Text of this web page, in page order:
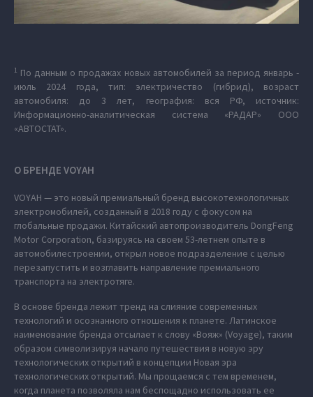
1 По данным о продажах новых автомобилей за период январь -
июль 2024 года, тип: электричество (гибрид), возраст
автомобиля: до 3 лет, география: вся РФ, источник:
Информационно-аналитическая система «РАДАР» ООО
«АВТОСТАТ».
О БРЕНДЕ VOYAH
VOYAH — это новый премиальный бренд высокотехнологичных
электромобилей, созданный в 2018 году с фокусом на
глобальные продажи. Китайский автопроизводитель DongFeng
Motor Corporation, базируясь на своем 53-летнем опыте в
автомобилестроении, открыл новое подразделение с целью
перезапустить и возглавить направление премиального
транспорта на электротяге.
В основе бренда лежит тренд на слияние современных
технологий и осознанного отношения к планете. Латинское
наименование бренда отсылает к слову «Вояж» (Voyage), таким
образом символизируя начало путешествия в новую эру
технологических открытий в концепции Новая эра
технологических открытий. Мы прощаемся с тем временем,
когда планета позволяла нам беспощадно использовать ее